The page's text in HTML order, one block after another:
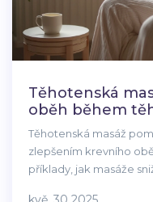
Těhotenská
oběh během
Těhotenská masáž
zlepšením krevního
příklady, jak masáže